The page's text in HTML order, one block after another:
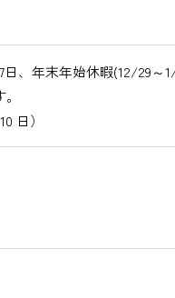
、年末年始休暇(12/29～
日）